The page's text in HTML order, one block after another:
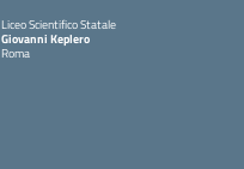
Liceo Scientifico Statale
Giovanni Keplero
Roma